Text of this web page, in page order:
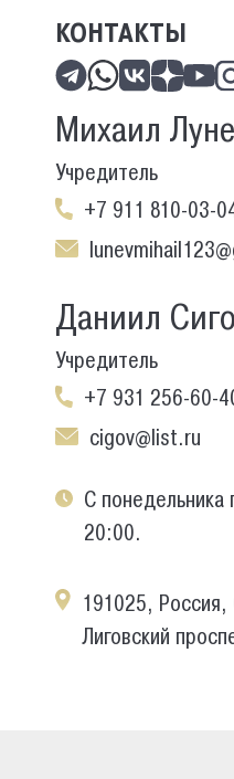
КОНТАКТЫ
Михаил
Учредитель
+7 911 810-03-
Даниил
Учредитель
+7 931 256-60-
cigov@list.ru
С
20:00.
191025, Россия,
Лиговский